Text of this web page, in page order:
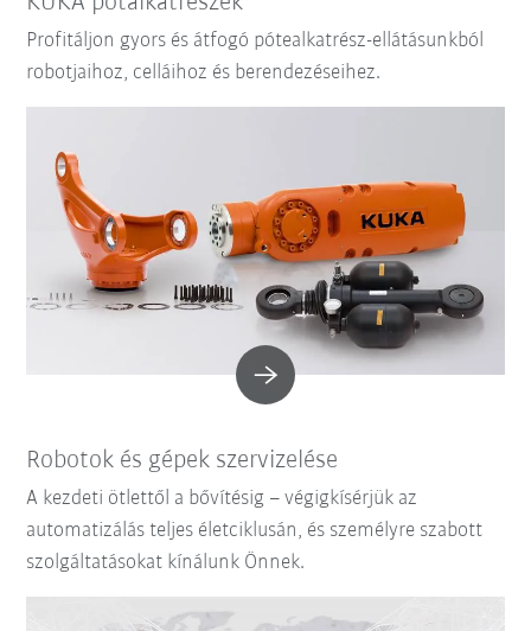
Profitáljon gyors és átfogó pótealkatrész-ellátásunkból
robotjaihoz, celláihoz és berendezéseihez.
Robotok és gépek szervizelése
A kezdeti ötlettől a bővítésig – végigkísérjük az
automatizálás teljes életciklusán, és személyre szabott
szolgáltatásokat kínálunk Önnek.